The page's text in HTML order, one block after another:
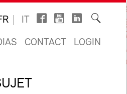
IT
CONTACT LOGIN